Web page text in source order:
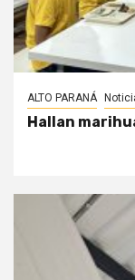
ALTO PARANÁ
Hallan